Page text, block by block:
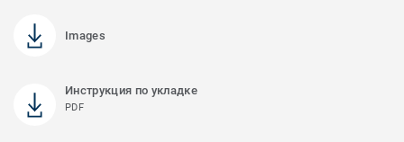
Images
Инструкция по укладке
PDF